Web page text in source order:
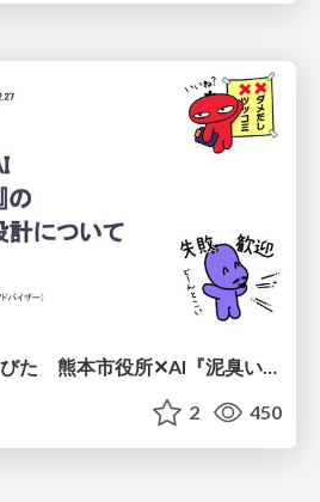
研修担当者が一番伸びた 熊本市役所✕AI『泥臭いAI研修』のワークショップ設計について
2 450